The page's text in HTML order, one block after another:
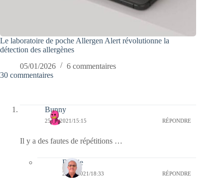
Le laboratoire de poche Allergen Alert révolutionne la
détection des allergènes
05/01/2026
6 commentaires
30 commentaires
Bunny
25/05/2021/15:15 RÉPONDRE
Il y a des fautes de répétitions …
Bernie
25/05/2021/18:33 RÉPONDRE